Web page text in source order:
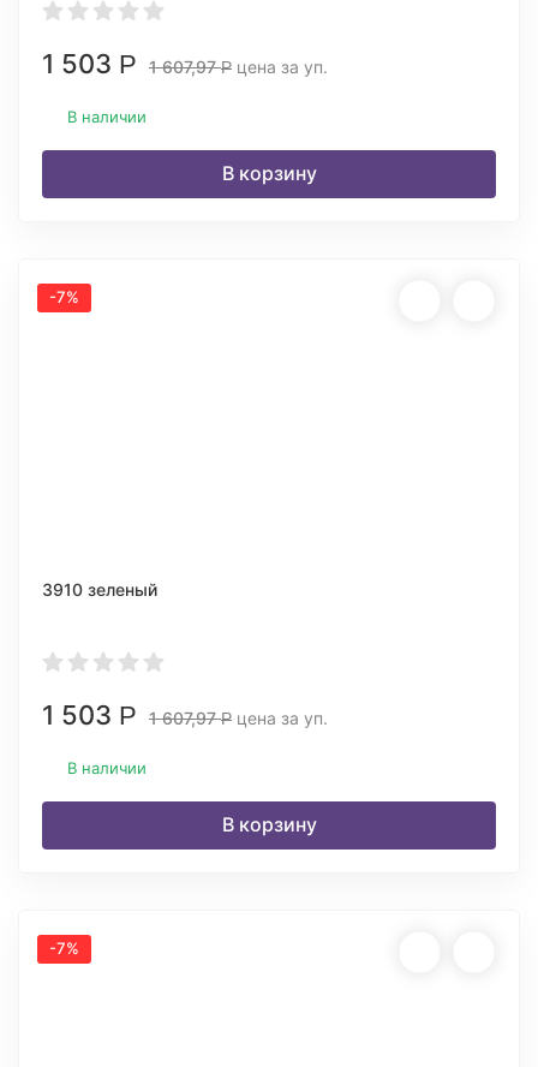
1 503 Р 1 607,97Р цена за уп.
В наличии
В корзину
-7%
3910 зеленый
1 503 Р 1 607,97Р цена за уп.
В наличии
В корзину
-7%